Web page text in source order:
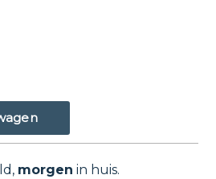
morgen in huis.